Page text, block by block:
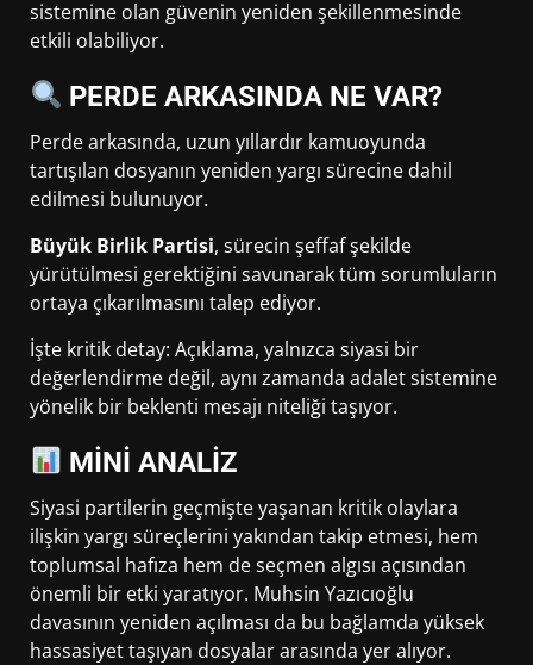
sistemine olan güvenin yeniden şekillenmesinde
etkili olabiliyor.
PERDE ARKASINDA NE VAR?
Perde arkasında, uzun yıllardır kamuoyunda
tartışılan dosyanın yeniden yargı sürecine dahil
edilmesi bulunuyor.
Büyük Birlik Partisi, sürecin şeffaf şekilde
yürütülmesi gerektiğini savunarak tüm sorumluların
ortaya çıkarılmasını talep ediyor.
İşte kritik detay: Açıklama, yalnızca siyasi bir
değerlendirme değil, aynı zamanda adalet sistemine
yönelik bir beklenti mesajı niteliği taşıyor.
MİNİ ANALİZ
Siyasi partilerin geçmişte yaşanan kritik olaylara
ilişkin yargı süreçlerini yakından takip etmesi, hem
toplumsal hafıza hem de seçmen algısı açısından
önemli bir etki yaratıyor. Muhsin Yazıcıoğlu
davasının yeniden açılması da bu bağlamda yüksek
hassasiyet taşıyan dosyalar arasında yer alıyor.